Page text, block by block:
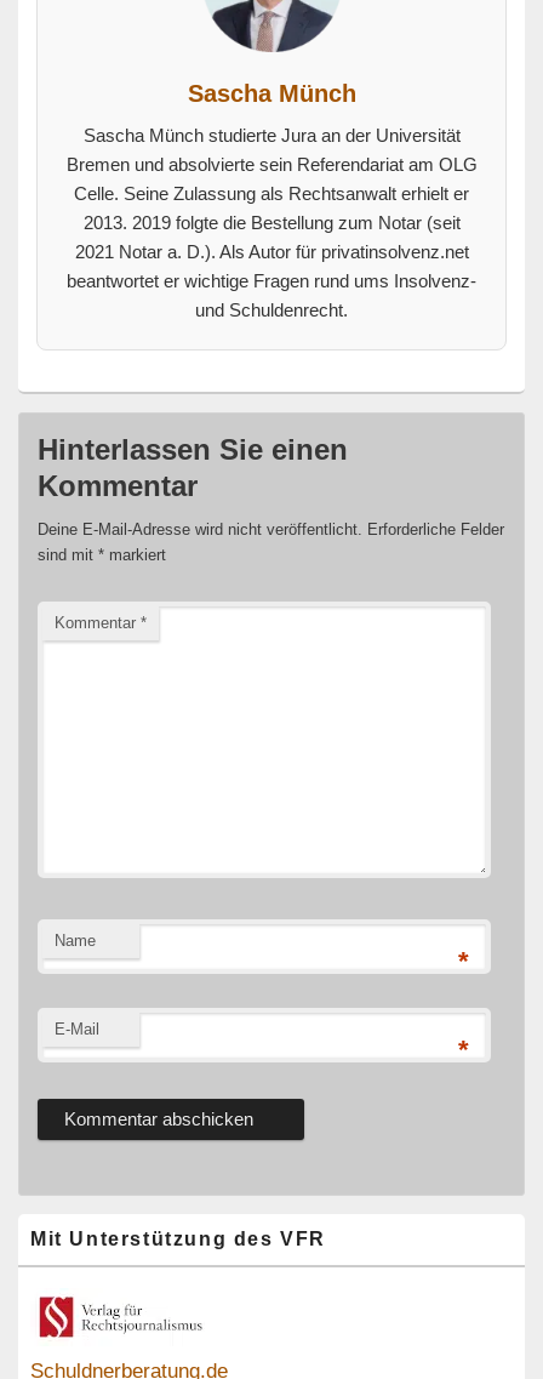
Sascha Münch
Sascha Münch studierte Jura an der Universität
Bremen und absolvierte sein Referendariat am OLG
Celle. Seine Zulassung als Rechtsanwalt erhielt er
2013. 2019 folgte die Bestellung zum Notar (seit
2021 Notar a. D.). Als Autor für privatinsolvenz.net
beantwortet er wichtige Fragen rund ums Insolvenz-
und Schuldenrecht.
Hinterlassen Sie einen
Kommentar
Deine E-Mail-Adresse wird nicht veröffentlicht. Erforderliche Felder
sind mit * markiert
Kommentar *
Name
*
E-Mail
*
Seitenleisten-
Widgetbereich
Mit Unterstützung des VFR
Schuldnerberatung.de